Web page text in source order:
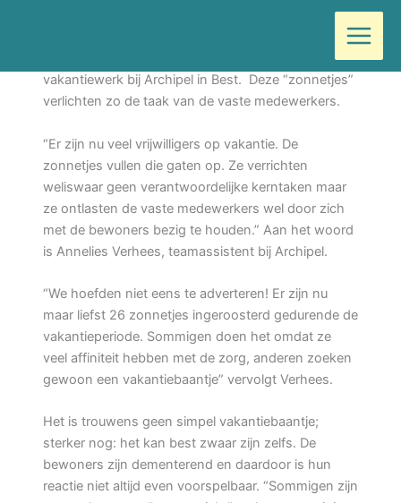
inhoudvakantiewerk bij Archipel in Best. Deze “zonnetjes”
verlichten zo de taak van de vaste medewerkers.
“Er zijn nu veel vrijwilligers op vakantie. De
zonnetjes vullen die gaten op. Ze verrichten
weliswaar geen verantwoordelijke kerntaken maar
ze ontlasten de vaste medewerkers wel door zich
met de bewoners bezig te houden.” Aan het woord
is Annelies Verhees, teamassistent bij Archipel.
“We hoefden niet eens te adverteren! Er zijn nu
maar liefst 26 zonnetjes ingeroosterd gedurende de
vakantieperiode. Sommigen doen het omdat ze
veel affiniteit hebben met de zorg, anderen zoeken
gewoon een vakantiebaantje” vervolgt Verhees.
Het is trouwens geen simpel vakantiebaantje;
sterker nog: het kan best zwaar zijn zelfs. De
bewoners zijn dementerend en daardoor is hun
reactie niet altijd even voorspelbaar. “Sommigen zijn